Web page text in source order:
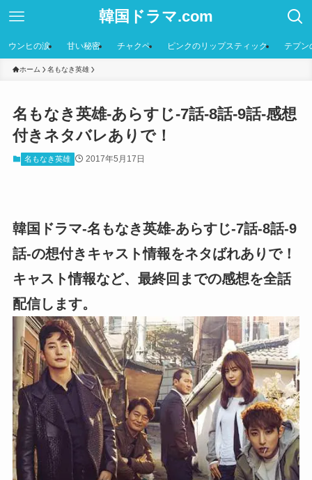
韓国ドラマ.com
ウンヒの涙 甘い秘密 チャクペ ピンクのリップスティック テプン
ホーム 名もなき英雄
名もなき英雄-あらすじ-7話-8話-9話-感想
付きネタバレありで！
名もなき英雄 2017年5月17日
韓国ドラマ-名もなき英雄-あらすじ-7話-8話-9
話-の想付きキャスト情報をネタばれありで！
キャスト情報など、最終回までの感想を全話
配信します。